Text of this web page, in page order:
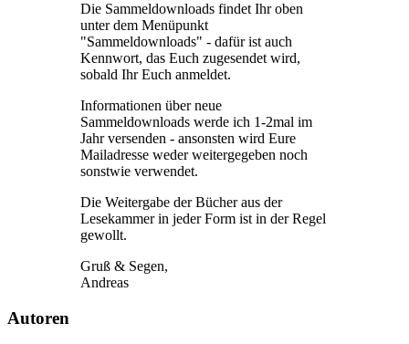
Die Sammeldownloads findet Ihr oben
unter dem Menüpunkt
"Sammeldownloads" - dafür ist auch
Kennwort, das Euch zugesendet wird,
sobald Ihr Euch anmeldet.
Informationen über neue
Sammeldownloads werde ich 1-2mal im
Jahr versenden - ansonsten wird Eure
Mailadresse weder weitergegeben noch
sonstwie verwendet.
Die Weitergabe der Bücher aus der
Lesekammer in jeder Form ist in der Regel
gewollt.
Gruß & Segen,
Andreas
Autoren